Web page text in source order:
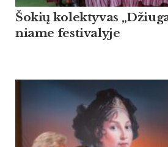
Šo­kių ko­lek­ty­vas
nia­me fes­ti­va­ly­je